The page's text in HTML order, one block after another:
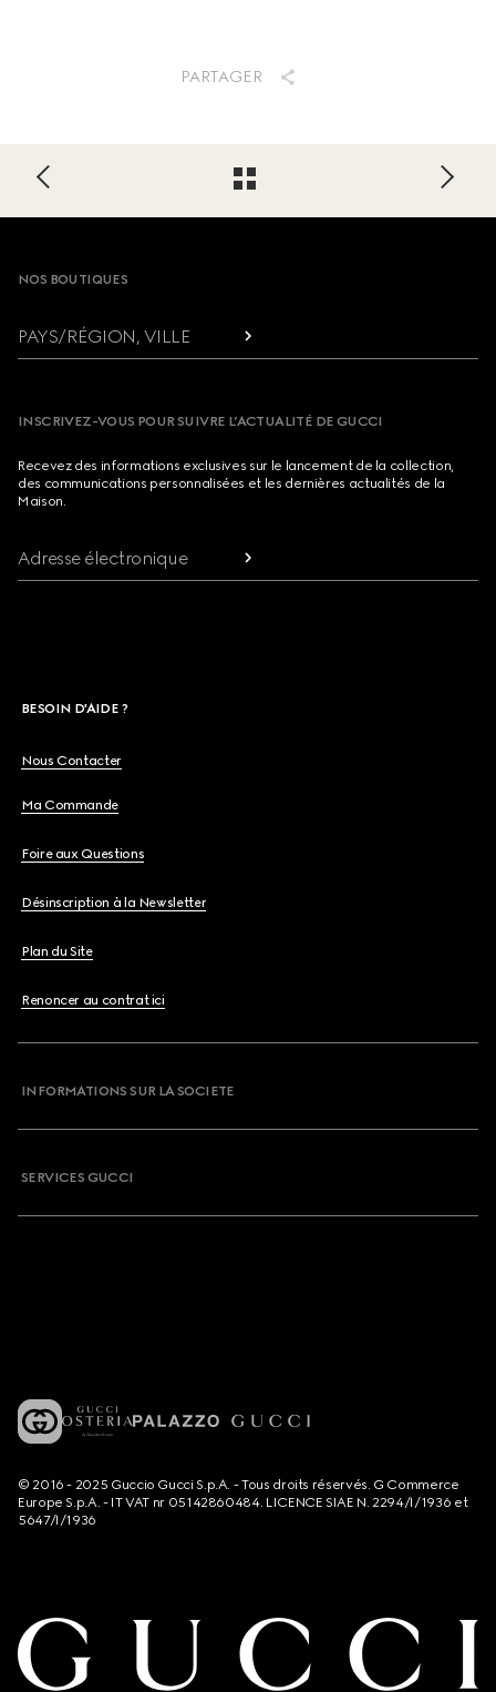
PARTAGER
Footer
NOS BOUTIQUES
PAYS/RÉGION, VILLE
INSCRIVEZ-VOUS POUR SUIVRE L’ACTUALITÉ DE GUCCI
Recevez des informations exclusives sur le lancement de la collection,
des communications personnalisées et les dernières actualités de la
Maison.
Adresse électronique
BESOIN D'AIDE ?
Nous Contacter
Ma Commande
Foire aux Questions
Désinscription à la Newsletter
Plan du Site
Renoncer au contrat ici
INFORMATIONS SUR LA SOCIETE
SERVICES GUCCI
© 2016 - 2025 Guccio Gucci S.p.A. - Tous droits réservés. G Commerce
Europe S.p.A. - IT VAT nr 05142860484. LICENCE SIAE N. 2294/I/1936 et
5647/I/1936